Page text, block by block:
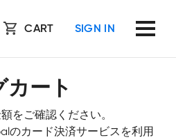
CART SIGN IN
カート
をご確認ください。
のカード決済サービスを利用